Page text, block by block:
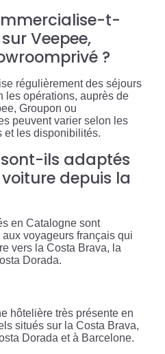
t-
Veepee,
?
régulièrement des séjours
les opérations, auprès de
Groupon ou
peuvent varier selon les
et les disponibilités.
ils adaptés
depuis la
en Catalogne sont
voyageurs français qui
vers la Costa Brava, la
Dorada.
hôtelière très présente en
situés sur la Costa Brava,
Dorada et à Barcelone.